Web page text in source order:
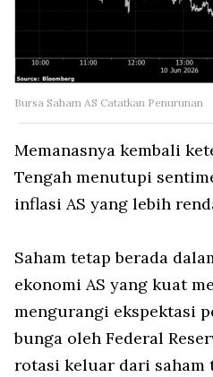
Bursa Saham AS Catatkan Penurunan
Memanasnya kembali
Tengah menutupi
inflasi AS yang lebih
Saham tetap berada
ekonomi AS yang kuat
mengurangi ekspektasi
bunga oleh Federal
rotasi keluar dari saham